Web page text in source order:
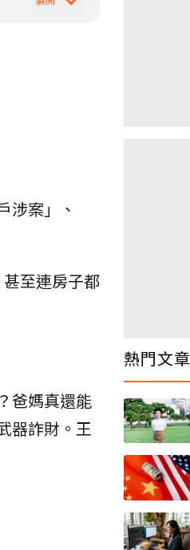
涉案」、
至連房子都
爸媽真還能
器詐財。王
熱門文章